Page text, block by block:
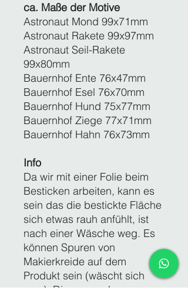
ca. Maße der Motive
Astronaut Mond 99x71mm
Astronaut Rakete 99x97mm
Astronaut Seil-Rakete
99x80mm
Bauernhof Ente 76x47mm
Bauernhof Esel 76x70mm
Bauernhof Hund 75x77mm
Bauernhof Ziege 77x71mm
Bauernhof Hahn 76x73mm
Info
Da wir mit einer Folie beim
Besticken arbeiten, kann es
sein das die bestickte Fläche
sich etwas rauh anfühlt, ist
nach einer Wäsche weg. Es
können Spuren von
Makierkreide auf dem
Produkt sein (wäscht sich
weg). Die angegebenen